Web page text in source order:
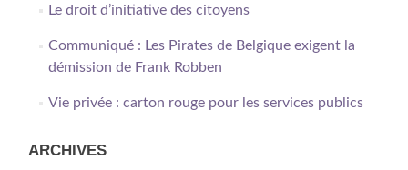
Le droit d’initiative des citoyens
Communiqué : Les Pirates de Belgique exigent la
démission de Frank Robben
Vie privée : carton rouge pour les services publics
ARCHIVES